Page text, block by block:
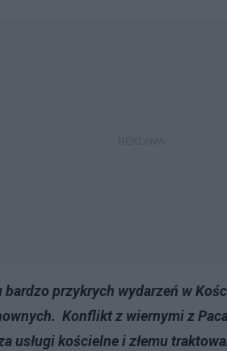
przykrych wydarzeń w
Konflikt z wiernymi z
usługi kościelne i złemu